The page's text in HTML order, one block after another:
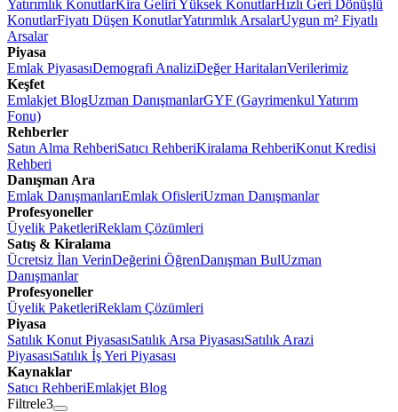
Yatırımlık KonutlarKira Geliri Yüksek KonutlarHızlı Geri Dönüşlü
KonutlarFiyatı Düşen KonutlarYatırımlık ArsalarUygun m² Fiyatlı
Arsalar
Piyasa
Emlak PiyasasıDemografi AnaliziDeğer HaritalarıVerilerimiz
Keşfet
Emlakjet BlogUzman DanışmanlarGYF (Gayrimenkul Yatırım
Fonu)
Rehberler
Satın Alma RehberiSatıcı RehberiKiralama RehberiKonut Kredisi
Rehberi
Danışman Ara
Emlak DanışmanlarıEmlak OfisleriUzman Danışmanlar
Profesyoneller
Üyelik PaketleriReklam Çözümleri
Satış & Kiralama
Ücretsiz İlan VerinDeğerini ÖğrenDanışman BulUzman
Danışmanlar
Profesyoneller
Üyelik PaketleriReklam Çözümleri
Piyasa
Satılık Konut PiyasasıSatılık Arsa PiyasasıSatılık Arazi
PiyasasıSatılık İş Yeri Piyasası
Kaynaklar
Satıcı RehberiEmlakjet Blog
Filtrele3